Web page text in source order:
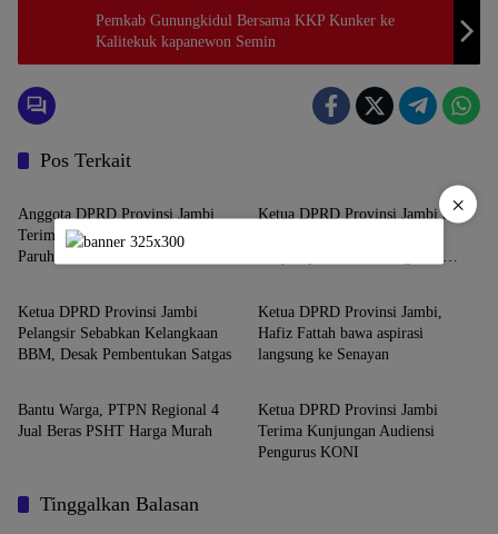
Pemkab Gunungkidul Bersama KKP Kunker ke
Kalitekuk kapanewon Semin
Pos Terkait
Jambi
Anggota DPRD Provinsi Jambi
Terima Keluhan Persatuan PPPK
Paruh Waktu
Ketua DPRD Provinsi Jambi dan
Jambi
Ketua DPRD Provinsi Jambi
Pelangsir Sebabkan Kelangkaan
BBM, Desak Pembentukan Satgas
Jambi
Ketua DPRD Provinsi Jambi,
Hafiz Fattah bawa aspirasi
langsung ke Senayan
Jambi
Bantu Warga, PTPN Regional 4
Jual Beras PSHT Harga Murah
Jambi
Ketua DPRD Provinsi Jambi
Terima Kunjungan Audiensi
Pengurus KONI
Tinggalkan Balasan
×